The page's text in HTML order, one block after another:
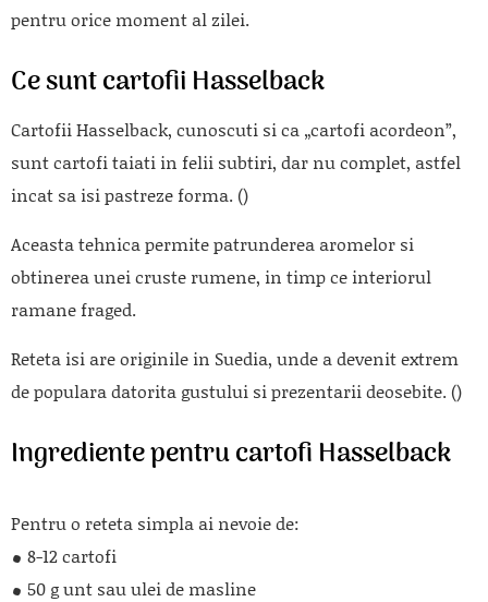
pentru orice moment al zilei.
Ce sunt cartofii Hasselback
Cartofii Hasselback, cunoscuti si ca „cartofi acordeon”,
sunt cartofi taiati in felii subtiri, dar nu complet, astfel
incat sa isi pastreze forma. ()
Aceasta tehnica permite patrunderea aromelor si
obtinerea unei cruste rumene, in timp ce interiorul
ramane fraged.
Reteta isi are originile in Suedia, unde a devenit extrem
de populara datorita gustului si prezentarii deosebite. ()
Ingrediente pentru cartofi Hasselback
Pentru o reteta simpla ai nevoie de:
8-12 cartofi
50 g unt sau ulei de masline